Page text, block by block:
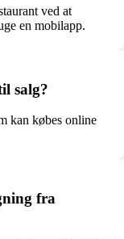
ved at
en mobilapp.
salg?
kan købes online
fra